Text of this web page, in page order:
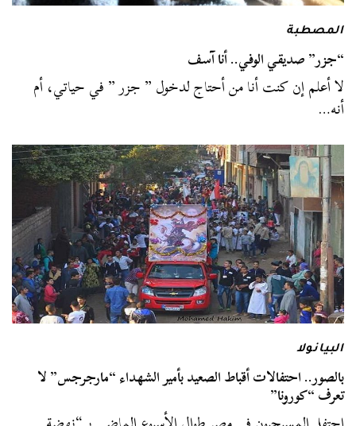
المصطبة
“جزر” صديقي الوفي.. أنا آسف
لا أعلم إن كنت أنا من أحتاج لدخول ” جزر ” في حياتي، أم
أنه…
البيانولا
بالصور.. احتفالات أقباط الصعيد بأمير الشهداء “مارجرجس” لا
تعرف “كورونا”